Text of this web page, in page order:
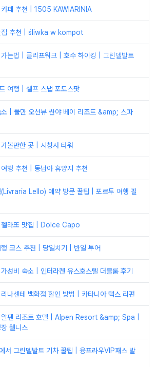
카페 추천 | 1505 KAWIARINIA
집 추천 | śliwka w kompot
는법 | 클리프워크 | 호수 하이킹 | 그린델발트
여행 | 셀프 스냅 포토스팟
소 | 풀만 오션뷰 싼야 베이 리조트 &amp; 스파
볼만한 곳 | 시청사 타워
행 추천 | 동남아 휴양지 추천
(Livraria Lello) 예약 방문 꿀팁 | 포르투 여행 필
젤라또 맛집 | Dolce Capo
행 코스 추천 | 당일치기 | 반일 투어
성비 숙소 | 인터라켄 유스호스텔 더블룸 후기
나센테 백화점 할인 방법 | 카타니아 택스 리펀
알펜 리조트 호텔 | Alpen Resort &amp; Spa |
웰니스
서 그린델발트 기차 꿀팁 | 융프라우VIP패스 발